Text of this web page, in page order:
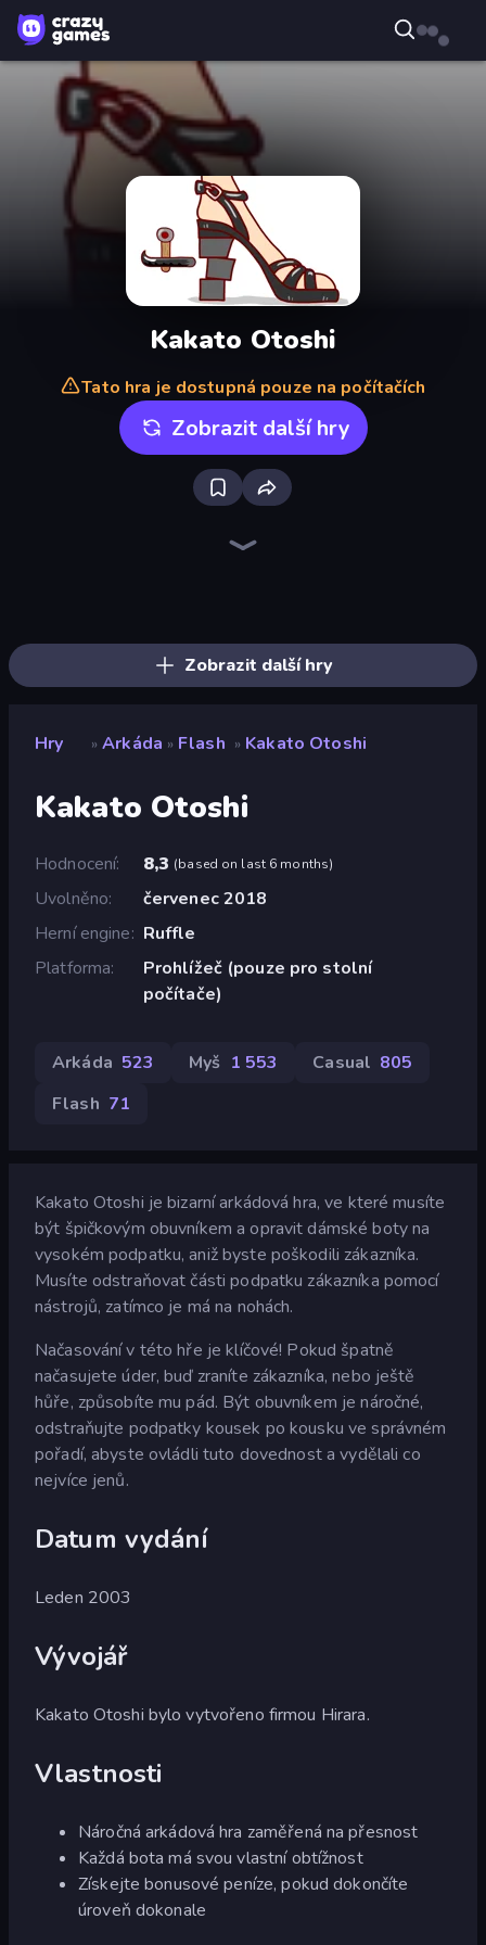
Kakato Otoshi
Tato hra je dostupná pouze na počítačích
Zobrazit další hry
Zobrazit další hry
Hry » Arkáda » Flash » Kakato Otoshi
Kakato Otoshi
Hodnocení 8,3 (based on last 6 months)
Uvolněno
červenec 2018
Herní engine
Ruffle
Platforma
Prohlížeč (pouze pro stolní
počítače)
Arkáda 523 Myš 1 553 Casual 805
Flash 71
Kakato Otoshi je bizarní arkádová hra, ve které musíte
být špičkovým obuvníkem a opravit dámské boty na
vysokém podpatku, aniž byste poškodili zákazníka.
Musíte odstraňovat části podpatku zákazníka pomocí
nástrojů, zatímco je má na nohách.
Načasování v této hře je klíčové! Pokud špatně
načasujete úder, buď zraníte zákazníka, nebo ještě
hůře, způsobíte mu pád. Být obuvníkem je náročné,
odstraňujte podpatky kousek po kousku ve správném
pořadí, abyste ovládli tuto dovednost a vydělali co
nejvíce jenů.
Datum vydání
Leden 2003
Vývojář
Kakato Otoshi bylo vytvořeno firmou Hirara.
Vlastnosti
Náročná arkádová hra zaměřená na přesnost
Každá bota má svou vlastní obtížnost
Získejte bonusové peníze, pokud dokončíte
úroveň dokonale